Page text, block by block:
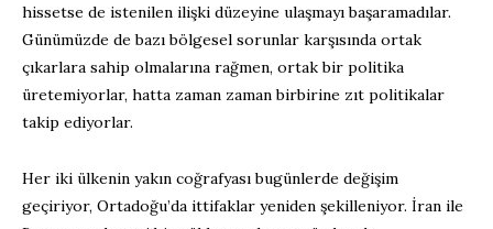
hissetse de istenilen ilişki düzeyine ulaşmayı başaramadılar.
Günümüzde de bazı bölgesel sorunlar karşısında ortak
çıkarlara sahip olmalarına rağmen, ortak bir politika
üretemiyorlar, hatta zaman zaman birbirine zıt politikalar
takip ediyorlar.
Her iki ülkenin yakın coğrafyası bugünlerde değişim
geçiriyor, Ortadoğu’da ittifaklar yeniden şekilleniyor. İran ile